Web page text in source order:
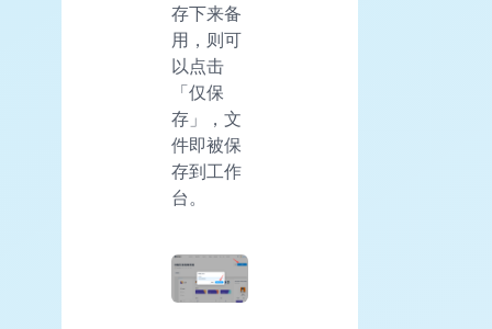
存下来备
用，则可
以点击
「仅保
存」，文
件即被保
存到工作
台。